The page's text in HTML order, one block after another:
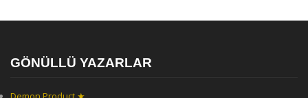
GÖNÜLLÜ YAZARLAR